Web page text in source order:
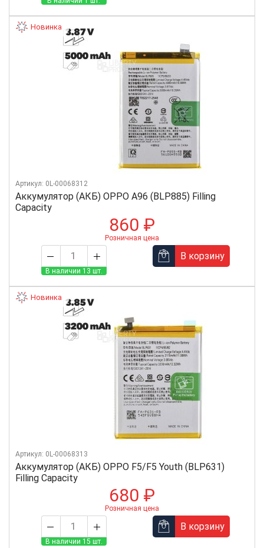
Новинка
Аккумулятор (АКБ) OPPO A96 (BLP885) Filling
Capacity
Артикул: 0L-00068312
860 ₽
Розничная цена
В наличии 13 шт.
В корзину
Новинка
Аккумулятор (АКБ) OPPO F5/F5 Youth (BLP631)
Filling Capacity
Артикул: 0L-00068313
680 ₽
Розничная цена
В наличии 15 шт.
В корзину